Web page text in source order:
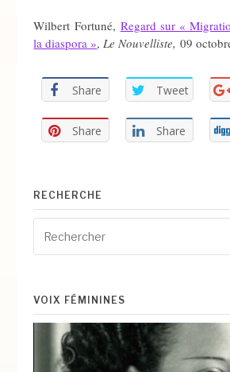
Wilbert Fortuné, Regard sur «
la diaspora », Le Nouvelliste,09
Share Tweet
Share Share
RECHERCHE
pour
:
VOIX FÉMININES